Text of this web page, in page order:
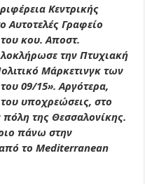
Κεντρικής
Αυτοτελές Γραφείο
κου. Αποστ.
την Πτυχιακή
Μάρκετινγκ των
09/15». Αργότερα,
υποχρεώσεις, στο
πόλη της Θεσσαλονίκης.
πάνω στην
το Μediterranean